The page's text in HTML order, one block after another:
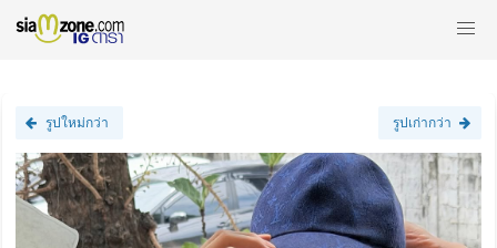
รูปใหม่กว่า รูปเก่ากว่า